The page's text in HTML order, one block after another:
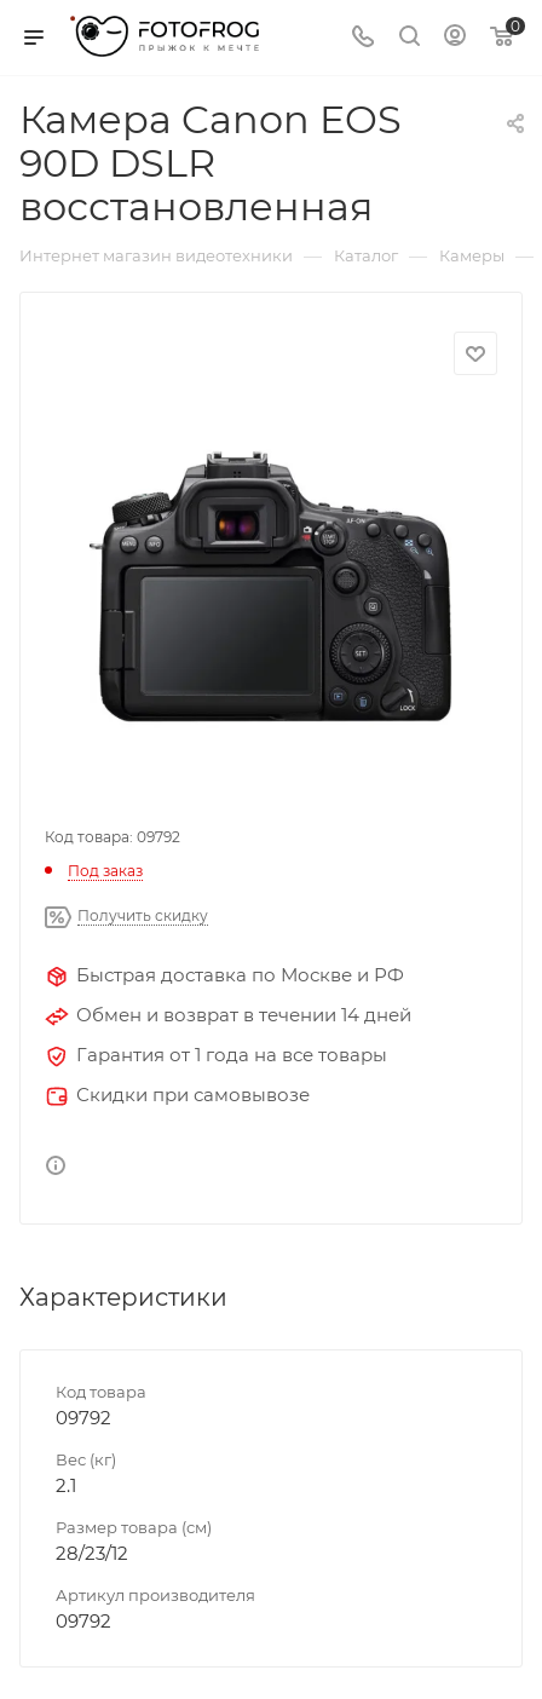
0
Камера Canon EOS
90D DSLR
восстановленная
Интернет магазин видеотехники — Каталог — Камеры —
Код товара: 09792
Под заказ
Получить скидку
Быстрая доставка по Москве и РФ
Обмен и возврат в течении 14 дней
Гарантия от 1 года на все товары
Скидки при самовывозе
Характеристики
Код товара
09792
Вес (кг)
2.1
Размер товара (см)
28/23/12
Артикул производителя
09792